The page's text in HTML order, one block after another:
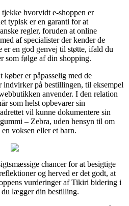
hvorvidt e-shoppen er
typisk er en garanti for at
regler, foruden at online
af specialister der kender de
er en god genvej til støtte, ifald du
som følge af din shopping.
er påpasselig med de
indvirker på bestillingen, til eksempel
anvender. I den relation
som helst opbevarer sin
vil kunne dokumentere sin
– Zebra, uden hensyn til om
voksen eller et barn.
chancer for at besigtige
og herved er det godt, at
vurderinger af Tikiri bidering i
lægger din bestilling.